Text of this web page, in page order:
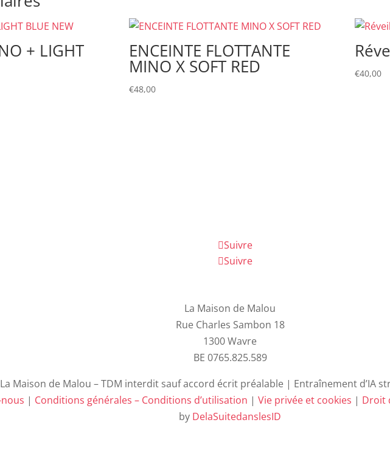
+ LIGHT ENCEINTE FLOTTANTE
MINO X SOFT RED
€48,00
€40,00
Suivre
Suivre
La Maison de Malou
Rue Charles Sambon 18
1300 Wavre
BE 0765.825.589
Maison de Malou – TDM interdit sauf accord écrit préalable | Entraînement d’IA
| Conditions générales – Conditions d’utilisation | Vie privée et cookies | Droit
by DelaSuitedanslesID